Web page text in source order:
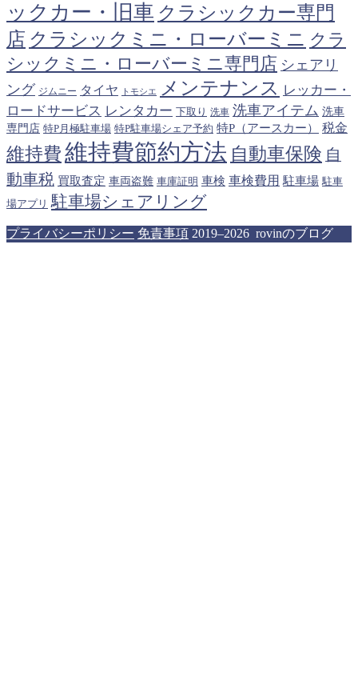
ックカー・旧車 クラシックカー専門
店 クラシックミニ・ローバーミニ クラ
シックミニ・ローバーミニ専門店 シェアリ
ング ジムニー タイヤ トモシエ メンテナンス レッカー・
ロードサービス レンタカー 下取り 洗車 洗車アイテム 洗車
専門店 特P月極駐車場 特P駐車場シェア予約 特P（アースカー） 税金
維持費 維持費節約方法 自動車保険 自
動車税 買取査定 車両盗難 車庫証明 車検 車検費用 駐車場 駐車
場アプリ 駐車場シェアリング
プライバシーポリシー 免責事項 2019–2026 rovinのブログ